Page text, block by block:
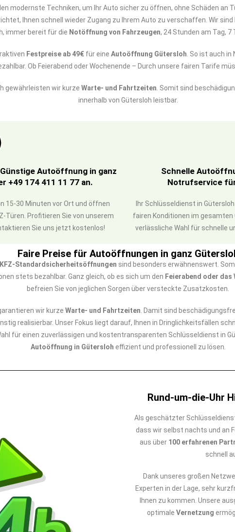
modernste Techniken, um Ihr Auto sicher zu öffnen, ohne Schäden an
Ihnen schnell wieder Zugang zu Ihrem Auto zu verschaffen. Wir
immer bereit für die Notöffnung von Fahrzeugen, 24 Stunden am Tag, 7
Festpreise ab 49€für eine Autoöffnung Gütersloh . So ist auch
Ob Feierabend oder Wochenende – Durch unsere fairen Tarife
gewährleisten wir kurze Warte- und Fahrtzeiten . Somit sind
innerhalb von Gütersloh leistbar.
Autoöffnung in ganz
+49 174 411 11 77 an.
15-30 Minuten vor Ort und öffnen
Türen. Profitieren Sie von unserem
Sie uns jetzt kostenlos!
Schnelle
Notrufservice
Ihr Schlüsseldienst in
fairen Konditionen im
verlässliche Wahl für schnelle
Faire Preise für Autoöffnungen in ganz
KFZ-Standardsicherheitsöffnungen sind besonders erwähnenswert.
stets bezahlbar. Ganz gleich, ob es sich um den Feierabend oder das
befreien Sie von jeglichen Sorgen über versteckte Zusatzkosten.
wir kurze Warte- und Fahrtzeiten . Damit sind
realisierbar. Unser Fokus liegt darauf, Ihnen in Dringlichkeitsfällen
für einen zuverlässigen und kostentransparenten Schlüsseldienst in
Autoöffnung in Gütersloh effizient und professionell zu lösen.
Rund-um-die-Uhr
Als geschätzter
dass wir selbst nachts und an
aus über 100 erfahrenen
schnell
Dank unseres großen
Experten in der Lage, sehr
Ihnen zu kommen. Unsere
optimale Vernetzung